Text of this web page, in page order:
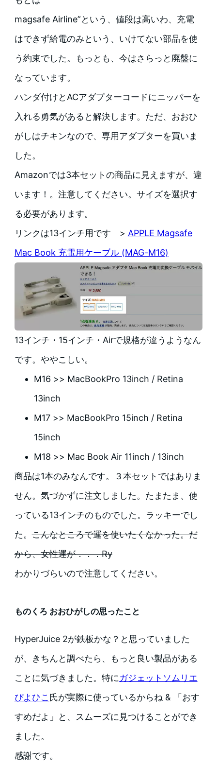
magsafe Airline”という、値段は高いわ、充電
はできず給電のみという、いけてない部品を使
う約束でした。もっとも、今はさらっと廃盤に
なっています。
ハンダ付けとACアダプターコードにニッパーを
入れる勇気があると解決します。ただ、おおひ
がしはチキンなので、専用アダプターを買いま
した。
Amazonでは3本セットの商品に見えますが、違
います！。注意してください。サイズを選択す
る必要があります。
リンクは13インチ用です > APPLE Magsafe
Mac Book 充電用ケーブル (MAG-M16)
13インチ・15インチ・Airで規格が違うようなん
です。ややこしい。
M16 >> MacBookPro 13inch / Retina
13inch
M17 >> MacBookPro 15inch / Retina
15inch
M18 >> Mac Book Air 11inch / 13inch
商品は1本のみなんです。３本セットではありま
せん。気づかずに注文しました。たまたま、使
っている13インチのものでした。ラッキーでし
た。こんなところで運を使いたくなかった。だ
から、女性運が．．．Ry
わかりづらいので注意してください。
ものくろ おおひがしの思ったこと
HyperJuice 2が鉄板かな？と思っていました
が、きちんと調べたら、もっと良い製品がある
ことに気づきました。特にガジェットソムリエ
ぴよひこ氏が実際に使っているからね & 「おす
すめだよ」と、スムーズに見つけることができ
ました。
感謝です。